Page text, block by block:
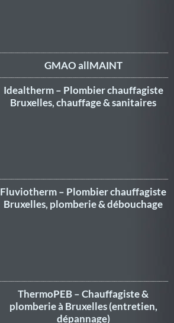
GMAO allMAINT
Idealtherm – Plombier chauffagiste
Bruxelles, chauffage & sanitaires
Fluviotherm – Plombier chauffagiste
Bruxelles, plomberie & débouchage
ThermoPEB – Chauffagiste &
plomberie à Bruxelles (entretien,
dépannage)